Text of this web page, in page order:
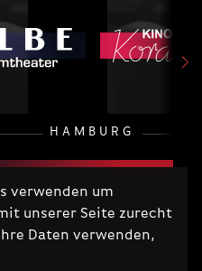
verwenden um
unserer Seite zurecht
Daten verwenden,
HAMBURG